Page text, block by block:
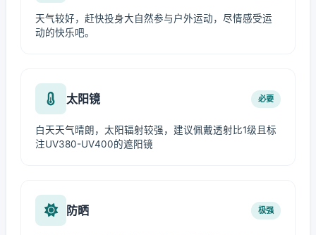
天气较好，赶快投身大自然参与户外运动，尽情感受运
动的快乐吧。
太阳镜 必要
白天天气晴朗，太阳辐射较强，建议佩戴透射比1级且标
注UV380-UV400的遮阳镜
防晒 极强